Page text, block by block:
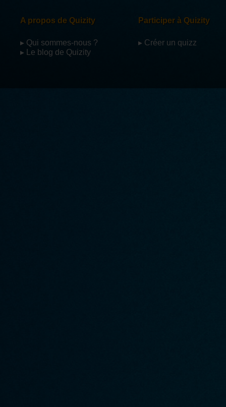
A propos de Quizity
▸ Qui sommes-nous ?
▸ Le blog de Quizity
Participer à Quizity
▸ Créer un quizz